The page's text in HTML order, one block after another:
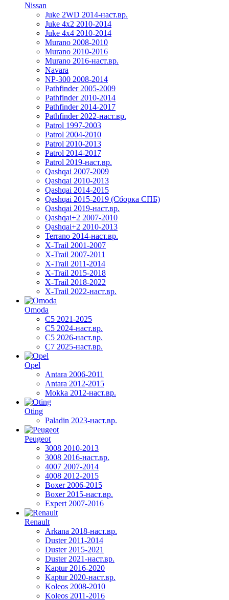
Nissan
Juke 2WD 2014-наст.вр.
Juke 4x2 2010-2014
Juke 4x4 2010-2014
Murano 2008-2010
Murano 2010-2016
Murano 2016-наст.вр.
Navara
NP-300 2008-2014
Pathfinder 2005-2009
Pathfinder 2010-2014
Pathfinder 2014-2017
Pathfinder 2022-наст.вр.
Patrol 1997-2003
Patrol 2004-2010
Patrol 2010-2013
Patrol 2014-2017
Patrol 2019-наст.вр.
Qashqai 2007-2009
Qashqai 2010-2013
Qashqai 2014-2015
Qashqai 2015-2019 (Сборка СПБ)
Qashqai 2019-наст.вр.
Qashqai+2 2007-2010
Qashqai+2 2010-2013
Terrano 2014-наст.вр.
X-Trail 2001-2007
X-Trail 2007-2011
X-Trail 2011-2014
X-Trail 2015-2018
X-Trail 2018-2022
X-Trail 2022-наст.вр.
Omoda
C5 2021-2025
C5 2024-наст.вр.
C5 2026-наст.вр.
C7 2025-наст.вр.
Opel
Antara 2006-2011
Antara 2012-2015
Mokka 2012-наст.вр.
Oting
Paladin 2023-наст.вр.
Peugeot
3008 2010-2013
3008 2016-наст.вр.
4007 2007-2014
4008 2012-2015
Boxer 2006-2015
Boxer 2015-наст.вр.
Expert 2007-2016
Renault
Arkana 2018-наст.вр.
Duster 2011-2014
Duster 2015-2021
Duster 2021-наст.вр.
Kaptur 2016-2020
Kaptur 2020-наст.вр.
Koleos 2008-2010
Koleos 2011-2016